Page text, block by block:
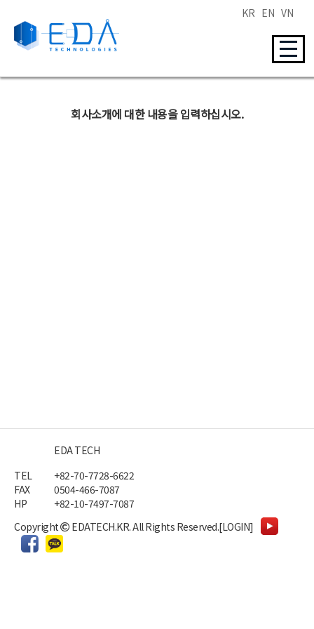
KR EN VN
회사소개에 대한 내용을 입력하십시오.
EDA TECH
TEL
+82-70-7728-6622
FAX
0504-466-7087
HP
+82-10-7497-7087
Copyright
EDATECH.KR.All Rights Reserved.[LOGIN]